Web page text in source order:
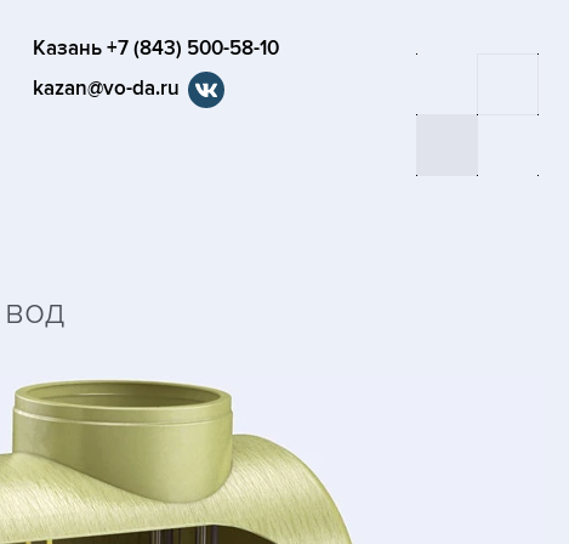
Казань +7 (843) 500-58-10
kazan@vo-da.ru